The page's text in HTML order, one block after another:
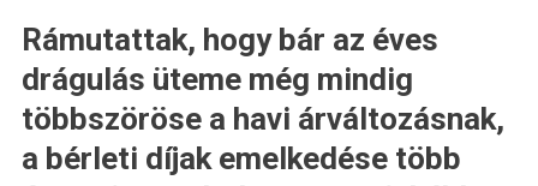
Rámutattak, hogy bár az éves
drágulás üteme még mindig
többszöröse a havi árváltozásnak,
a bérleti díjak emelkedése több